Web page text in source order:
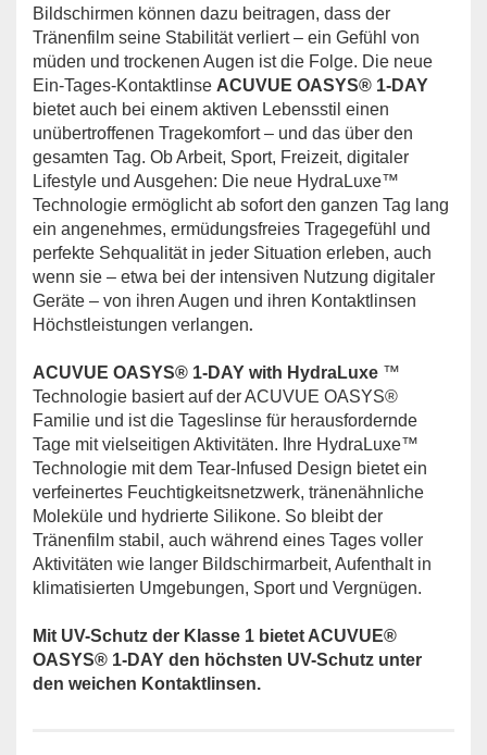
Bildschirmen können dazu beitragen, dass der
Tränenfilm seine Stabilität verliert – ein Gefühl von
müden und trockenen Augen ist die Folge. Die neue
Ein-Tages-Kontaktlinse ACUVUE OASYS® 1-DAY
bietet auch bei einem aktiven Lebensstil einen
unübertroffenen Tragekomfort – und das über den
gesamten Tag. Ob Arbeit, Sport, Freizeit, digitaler
Lifestyle und Ausgehen: Die neue HydraLuxe™
Technologie ermöglicht ab sofort den ganzen Tag lang
ein angenehmes, ermüdungsfreies Tragegefühl und
perfekte Sehqualität in jeder Situation erleben, auch
wenn sie – etwa bei der intensiven Nutzung digitaler
Geräte – von ihren Augen und ihren Kontaktlinsen
Höchstleistungen verlangen.
ACUVUE OASYS® 1-DAY with HydraLuxe ™
Technologie basiert auf der ACUVUE OASYS®
Familie und ist die Tageslinse für herausfordernde
Tage mit vielseitigen Aktivitäten. Ihre HydraLuxe™
Technologie mit dem Tear-Infused Design bietet ein
verfeinertes Feuchtigkeitsnetzwerk, tränenähnliche
Moleküle und hydrierte Silikone. So bleibt der
Tränenfilm stabil, auch während eines Tages voller
Aktivitäten wie langer Bildschirmarbeit, Aufenthalt in
klimatisierten Umgebungen, Sport und Vergnügen.
Mit UV-Schutz der Klasse 1 bietet ACUVUE®
OASYS® 1-DAY den höchsten UV-Schutz unter
den weichen Kontaktlinsen.